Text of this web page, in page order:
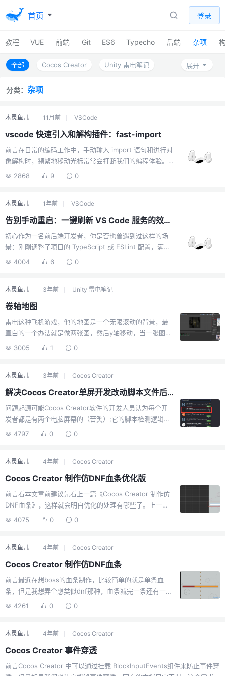
首页 登录
教程 VUE 前端 Git ES6 Typecho 后端 杂项
全部 Cocos Creator Unity 雷电笔记 展开
分类： 杂项
木灵鱼儿 11月前 VSCode
vscode 快速引入和解构插件：fast-import
前言在日常的编码工作中，手动输入 import 语句和进行对
象解构时，频繁地移动光标常常会打断我们的编程体验。
为了解决这一痛点，我自己开发了 fast-import这个VS
曾因为以下场景而感到烦恼？手动 import： 输入 import
{} from "..." 后，需要手动将光标移入 {} 中，再等待代码提
动定位光标以输入解构属性。fast-import 插件正是为解决
这些重复且繁琐...
2868 9 0
木灵鱼儿 1年前 VSCode
告别手动重启：一键刷新 VS Code 服务的效率神器 —— Restart VSCode Server
初心作为一名前后端开发者，你是否也曾遇到过这样的场
景：刚刚调整了项目的 TypeScript 或 ESLint 配置，满心
欢喜地以为大功告成，却发现类型检查依然报错，代码提
置都可能需要一次手动重启，这个过程不仅繁琐，更会打
断我们宝贵的“心流”状态。为了解决这个问题，我曾尝试过
用过的一款，它的重启按钮只在 .ts 或 .js 文件中显示，而
在我常用的 .vue 文件中却不见踪影，导致我每次都得特意
切换文件才能操作。为了彻底解决这个痛...
4004 6 0
木灵鱼儿 3年前 Unity 雷电笔记
卷轴地图
雷电这种飞机游戏，他的地图是一个无限滚动的背景，最
直白的一个办法就是做两张图，然后y轴移动，当一张图已
经移动到最底的时候，也就是这个图的高度已经到0的坐标
但是代码上会复杂一些。本次使用的方法是通过3d的四边
形挂上一个材质，控制材质的位移实现，这样只需要一个
背景，背景是一个无限repeat的图片，控制他的postion定
位实现背景移动，不过unity这个内部实现上可能是不一样
的，但是可以这么去理解。教程首先我们需要一张背景
3005 1 0
木灵鱼儿 3年前 Cocos Creator
解决Cocos Creator单屏开发改动脚本文件后还需要切换到Cocos Creator以触发脚本编译
问题起源可能Cocos Creator软件的开发人员认为每个开
发者都是有两个电脑屏幕的（苦笑）;它的脚本检测逻辑
是：当你改动完脚本文件后，切换到Cocos Creator面
vscode，然后vscode保存后就会自动更新，此时切换到
浏览器预览，一切都是那么的正常，前提你得有两块屏
单屏，你vscode改动脚本保存后，还得切换到Cocos
Creator软件上，然后再切到浏览器去查看，超恶心有没
有，怎么会有这种体验，都2022年了，文件...
4797 0 0
木灵鱼儿 4年前 Cocos Creator
Cocos Creator 制作仿DNF血条优化版
前言看本文章前建议先看上一篇《Cocos Creator 制作仿
DNF血条》，这样就会明白优化的处理有哪些了。上一章
中，我们的血条它的逻辑是两条血条来回切换，包括颜
所以这次根据同事提供的好主意我重新写了一版。教程原
理我们可以将第二条血条作为一个固定的底色来控制，只
次血条width控制其实都在第一条上面。也就是说，血条的
宽度控制其实一直是第一条在循环控制，扣完了马上切换
成第二条的颜色，然后宽度设满，第二条的颜色变成第三
4075 0 0
木灵鱼儿 4年前 Cocos Creator
Cocos Creator 制作仿DNF血条
前言最近在想boss的血条制作，比较简单的就是单条血
条，但是我想弄个想类似dnf那种，血条减完一条还有一条
的那种，于是有了本篇文章预览图教程节点结构由于cocos
一个小的节点，两个节点颜色不一致，里面的节点宽高都
小4px，这样就模拟出边框的效果了。然后就是血条了，我
有两管血的时候，一开始就扣除时控制第一条血条的
4261 0 0
木灵鱼儿 4年前 Cocos Creator
Cocos Creator 事件穿透
前言Cocos Creator 中可以通过挂载 BlockInputEvents组件来防止事件穿